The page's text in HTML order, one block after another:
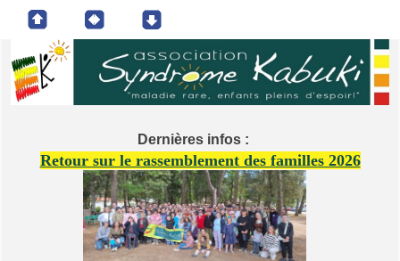
Dernières infos :
Retour sur le rassemblement des familles 2026